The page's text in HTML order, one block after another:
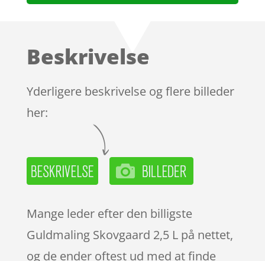
Beskrivelse
Yderligere beskrivelse og flere billeder
her:
Mange leder efter den billigste
Guldmaling Skovgaard 2,5 L på nettet,
og de ender oftest ud med at finde